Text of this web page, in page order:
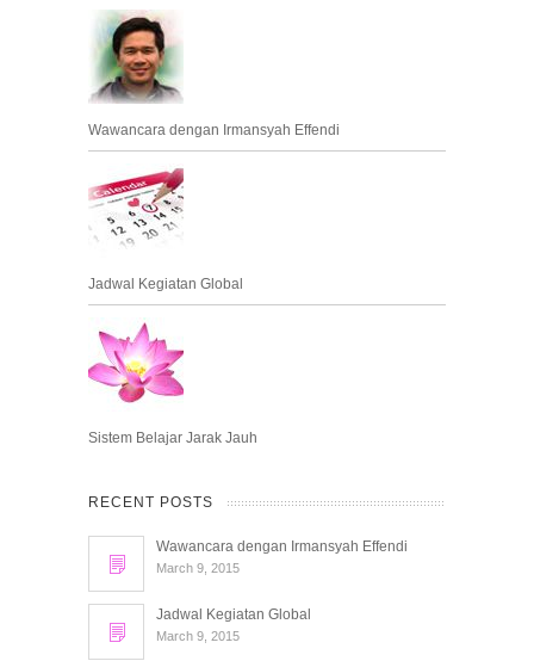
Wawancara dengan Irmansyah Effendi
Jadwal Kegiatan Global
Sistem Belajar Jarak Jauh
RECENT POSTS
Wawancara dengan Irmansyah Effendi
March 9, 2015
Jadwal Kegiatan Global
March 9, 2015